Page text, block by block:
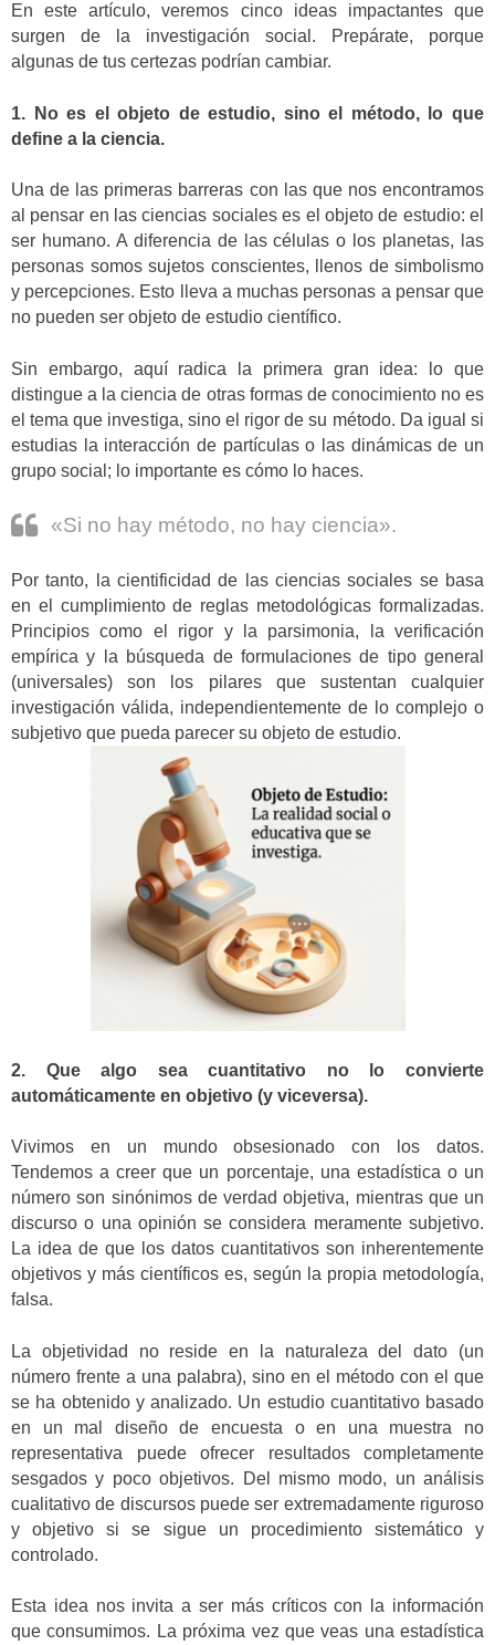
En este artículo, veremos cinco ideas impactantes que
surgen de la investigación social. Prepárate, porque
algunas de tus certezas podrían cambiar.
1. No es el objeto de estudio, sino el método, lo que
define a la ciencia.
Una de las primeras barreras con las que nos encontramos
al pensar en las ciencias sociales es el objeto de estudio: el
ser humano. A diferencia de las células o los planetas, las
personas somos sujetos conscientes, llenos de simbolismo
y percepciones. Esto lleva a muchas personas a pensar que
no pueden ser objeto de estudio científico.
Sin embargo, aquí radica la primera gran idea: lo que
distingue a la ciencia de otras formas de conocimiento no es
el tema que investiga, sino el rigor de su método. Da igual si
estudias la interacción de partículas o las dinámicas de un
grupo social; lo importante es cómo lo haces.
«Si no hay método, no hay ciencia».
Por tanto, la cientificidad de las ciencias sociales se basa
en el cumplimiento de reglas metodológicas formalizadas.
Principios como el rigor y la parsimonia, la verificación
empírica y la búsqueda de formulaciones de tipo general
(universales) son los pilares que sustentan cualquier
investigación válida, independientemente de lo complejo o
subjetivo que pueda parecer su objeto de estudio.
2. Que algo sea cuantitativo no lo convierte
automáticamente en objetivo (y viceversa).
Vivimos en un mundo obsesionado con los datos.
Tendemos a creer que un porcentaje, una estadística o un
número son sinónimos de verdad objetiva, mientras que un
discurso o una opinión se considera meramente subjetivo.
La idea de que los datos cuantitativos son inherentemente
objetivos y más científicos es, según la propia metodología,
falsa.
La objetividad no reside en la naturaleza del dato (un
número frente a una palabra), sino en el método con el que
se ha obtenido y analizado. Un estudio cuantitativo basado
en un mal diseño de encuesta o en una muestra no
representativa puede ofrecer resultados completamente
sesgados y poco objetivos. Del mismo modo, un análisis
cualitativo de discursos puede ser extremadamente riguroso
y objetivo si se sigue un procedimiento sistemático y
controlado.
Esta idea nos invita a ser más críticos con la información
que consumimos. La próxima vez que veas una estadística